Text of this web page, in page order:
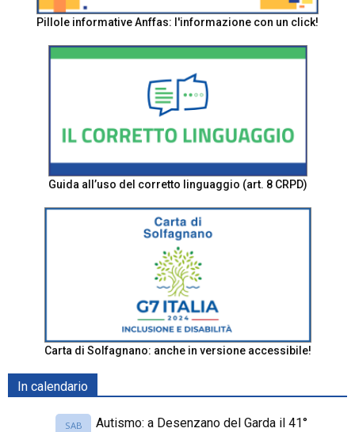
Pillole informative Anffas: l'informazione con un click!
Guida all’uso del corretto linguaggio (art. 8 CRPD)
Carta di Solfagnano: anche in versione accessibile!
In calendario
SAB
Autismo: a Desenzano del Garda il 41°